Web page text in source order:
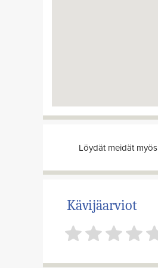
Löydät meidät myös
Kävijäarviot